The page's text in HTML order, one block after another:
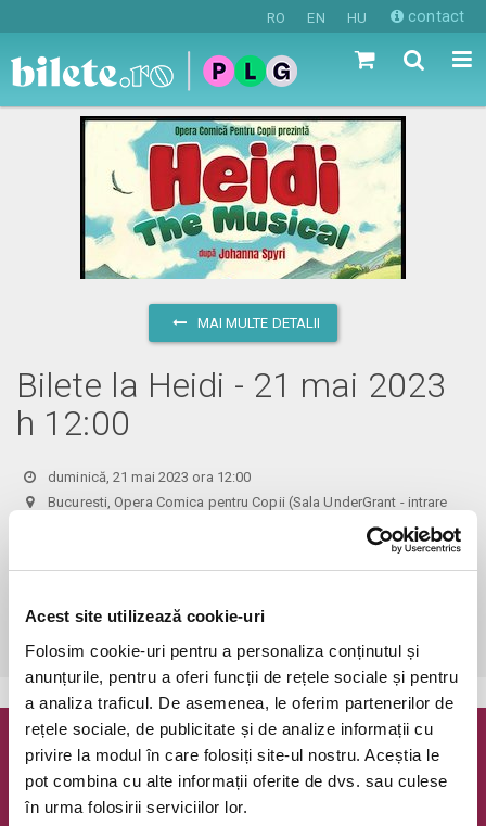
Acest site utilizează cookie-uri
Folosim cookie-uri pentru a personaliza conținutul și
anunțurile, pentru a oferi funcții de rețele sociale și pentru
a analiza traficul. De asemenea, le oferim partenerilor de
rețele sociale, de publicitate și de analize informații cu
privire la modul în care folosiți site-ul nostru. Aceștia le
pot combina cu alte informații oferite de dvs. sau culese
în urma folosirii serviciilor lor.
RO EN HU contact
MAI MULTE DETALII
Bilete la Heidi - 21 mai 2023
h 12:00
duminică, 21 mai 2023 ora 12:00
Bucuresti, Opera Comica pentru Copii (Sala UnderGrant - intrare
ora 12:00. Dupa aceasta ora/data, nici o comanda de bilete plasata
Newsletter @ Bilete.ro
Oferte exclusive si o editie saptamanala cu cele mai noi